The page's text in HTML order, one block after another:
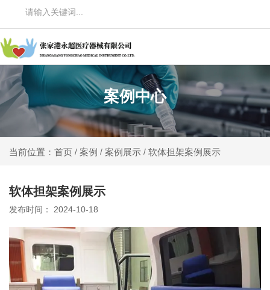
案例中心
当前位置：首页 / 案例 / 案例展示 / 软体担架案例展示
软体担架案例展示
发布时间： 2024-10-18